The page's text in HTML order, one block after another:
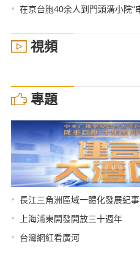
• 在京台胞40余人到門頭溝小院“串
視頻
專題
• 長江三角洲區域一體化發展紀事
• 上海浦東開發開放三十週年
• 台灣網紅看廣河